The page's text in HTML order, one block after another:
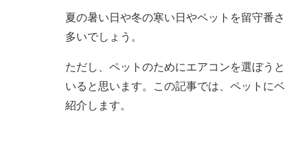
夏の暑い日や冬の寒い日やペットを留守番
多いでしょう。
ただし、ペットのためにエアコンを選ぼう
いると思います。この記事では、ペットに
紹介します。